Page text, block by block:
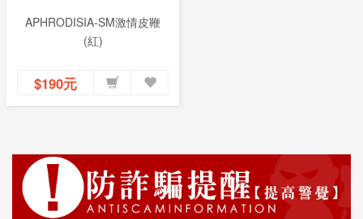
APHRODISIA-SM激情皮鞭
(紅)
$190元